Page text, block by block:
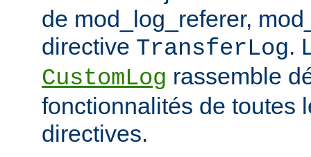
de mod_log_referer,
directive TransferLog.
CustomLog rassemble
fonctionnalités de toutes
directives.